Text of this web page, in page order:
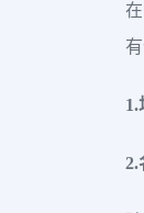
1.
2.